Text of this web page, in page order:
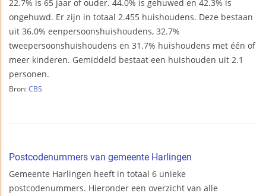
22.7% is 65 jaar of ouder. 44.0% is gehuwed en 42.3% is
ongehuwd. Er zijn in totaal 2.455 huishoudens. Deze bestaan
uit 36.0% eenpersoonshuishoudens, 32.7%
tweepersoonshuishoudens en 31.7% huishoudens met één of
meer kinderen. Gemiddeld bestaat een huishouden uit 2.1
personen.
Bron: CBS
Postcodenummers van gemeente Harlingen
Gemeente Harlingen heeft in totaal 6 unieke
postcodenummers. Hieronder een overzicht van alle